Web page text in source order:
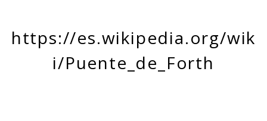
https://es.wikipedia.org/wik
i/Puente_de_Forth